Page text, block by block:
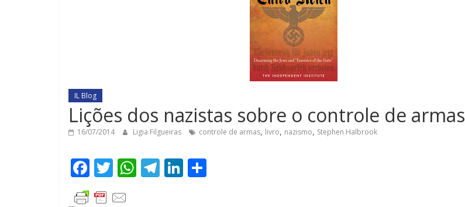
da
sociedade.
IL Blog
Lições dos nazistas sobre o controle de armas
16/07/2014 Ligia Filgueiras controle de armas, livro, nazismo, Stephen Halbrook
F
ac
T
w
W T Li